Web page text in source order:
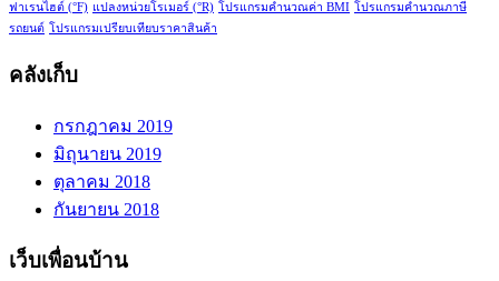
ฟาเรนไฮต์ (°F) แปลงหน่วยโรเมอร์ (°R) โปรแกรมคำนวณค่า BMI โปรแกรมคำนวณภาษี
รถยนต์ โปรแกรมเปรียบเทียบราคาสินค้า
คลังเก็บ
กรกฎาคม 2019
มิถุนายน 2019
ตุลาคม 2018
กันยายน 2018
เว็บเพื่อนบ้าน